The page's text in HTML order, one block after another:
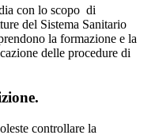
con lo scopo di
del Sistema Sanitario
la formazione e la
delle procedure di
controllare la